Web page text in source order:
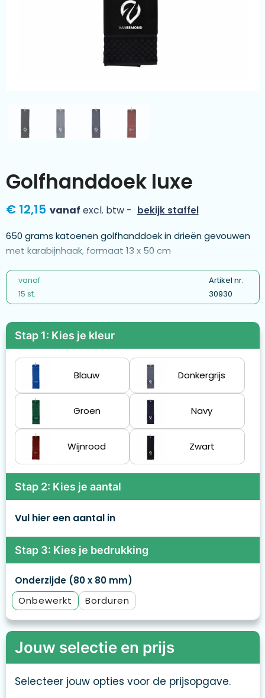
Duurzamere geschenken
Meer categorieën
Wijn
Golfhanddoek luxe
€ 12,15 vanaf excl. btw - bekijk staffel
650 grams katoenen golfhanddoek in drieën gevouwen
met karabijnhaak, formaat 13 x 50 cm
vanaf
15 st.
Artikel nr.
30930
Stap 1: Kies je kleur
Blauw Donkergrijs
Groen Navy
Wijnrood Zwart
Stap 2: Kies je aantal
Vul hier een aantal in
Stap 3: Kies je bedrukking
Onderzijde (80 x 80 mm)
Onbewerkt
Borduren
Jouw selectie en prijs
Selecteer jouw opties voor de prijsopgave.